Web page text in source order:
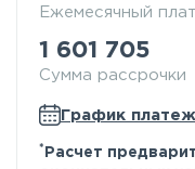
Ежемесячный
1 601 705
Сумма рассрочки
График
* Расчет